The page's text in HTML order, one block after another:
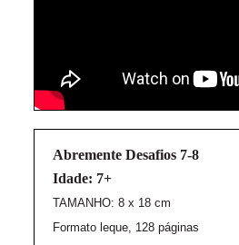
Abremente Desafios 7-8
Idade: 7+
TAMANHO: 8 x 18 cm
Formato leque, 128 páginas